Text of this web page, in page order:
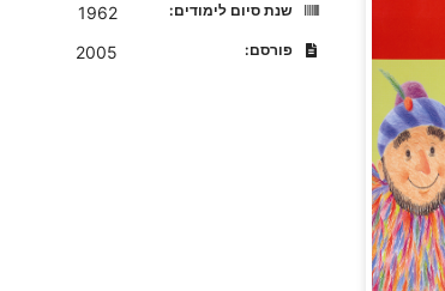
שנת סיום לימודים:
1962
פורסם: 2005